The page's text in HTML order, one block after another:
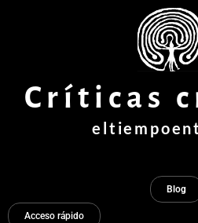
Críticas
Blog
Acceso rápido